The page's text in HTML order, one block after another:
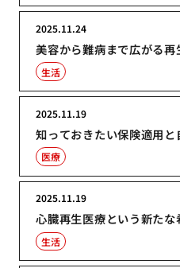
美容から難病まで広がる再
2025.11.24
生活
知っておきたい保険適用
2025.11.19
医療
心臓再生医療という新たな
2025.11.19
生活